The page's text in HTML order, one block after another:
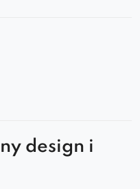
design i